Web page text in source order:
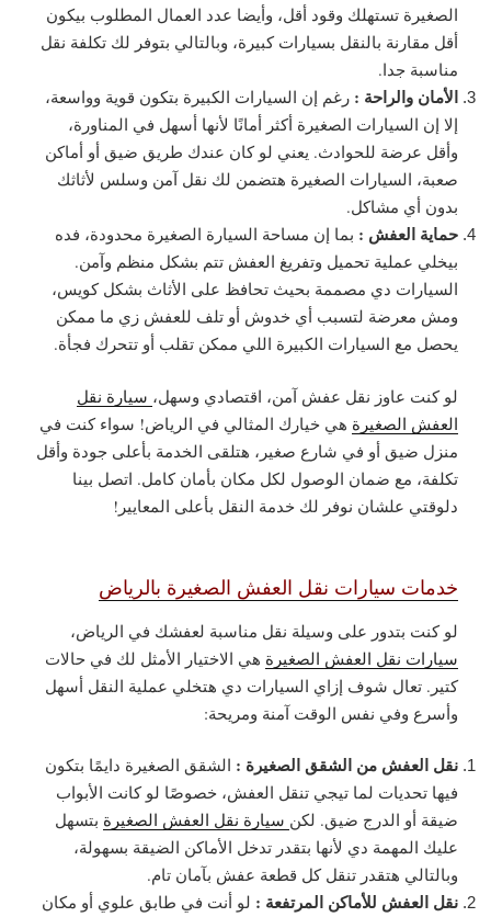
الصغيرة تستهلك وقود أقل، وأيضا عدد العمال المطلوب بيكون
أقل مقارنة بالنقل بسيارات كبيرة، وبالتالي بتوفر لك تكلفة نقل
مناسبة جدا.
الأمان والراحة : رغم إن السيارات الكبيرة بتكون قوية وواسعة،
إلا إن السيارات الصغيرة أكثر أمانًا لأنها أسهل في المناورة،
وأقل عرضة للحوادث. يعني لو كان عندك طريق ضيق أو أماكن
صعبة، السيارات الصغيرة هتضمن لك نقل آمن وسلس لأثاثك
بدون أي مشاكل.
حماية العفش : بما إن مساحة السيارة الصغيرة محدودة، فده
بيخلي عملية تحميل وتفريغ العفش تتم بشكل منظم وآمن.
السيارات دي مصممة بحيث تحافظ على الأثاث بشكل كويس،
ومش معرضة لتسبب أي خدوش أو تلف للعفش زي ما ممكن
يحصل مع السيارات الكبيرة اللي ممكن تقلب أو تتحرك فجأة.
لو كنت عاوز نقل عفش آمن، اقتصادي وسهل، سيارة نقل
العفش الصغيرة هي خيارك المثالي في الرياض! سواء كنت في
منزل ضيق أو في شارع صغير، هتلقى الخدمة بأعلى جودة وأقل
تكلفة، مع ضمان الوصول لكل مكان بأمان كامل. اتصل بينا
دلوقتي علشان نوفر لك خدمة النقل بأعلى المعايير!
خدمات سيارات نقل العفش الصغيرة بالرياض
لو كنت بتدور على وسيلة نقل مناسبة لعفشك في الرياض،
سيارات نقل العفش الصغيرة هي الاختيار الأمثل لك في حالات
كتير. تعال شوف إزاي السيارات دي هتخلي عملية النقل أسهل
وأسرع وفي نفس الوقت آمنة ومريحة:
نقل العفش من الشقق الصغيرة : الشقق الصغيرة دايمًا بتكون
فيها تحديات لما تيجي تنقل العفش، خصوصًا لو كانت الأبواب
ضيقة أو الدرج ضيق. لكن سيارة نقل العفش الصغيرة بتسهل
عليك المهمة دي لأنها بتقدر تدخل الأماكن الضيقة بسهولة،
وبالتالي هتقدر تنقل كل قطعة عفش بآمان تام.
نقل العفش للأماكن المرتفعة : لو أنت في طابق علوي أو مكان